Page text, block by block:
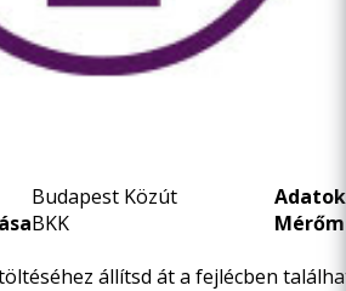
Budapest Közút
BKK
állítsd át a fejlécben